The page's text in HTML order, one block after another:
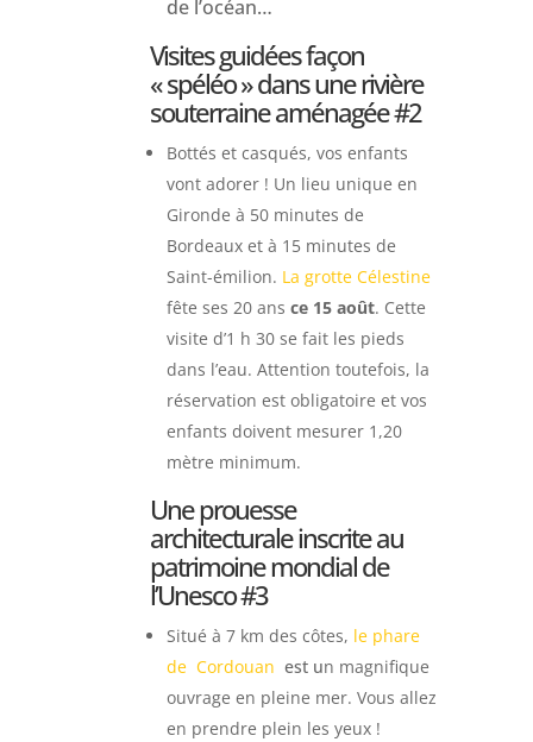
de l’océan…
Visites guidées façon
« spéléo » dans une rivière
souterraine aménagée #2
Bottés et casqués, vos enfants
vont adorer ! Un lieu unique en
Gironde à 50 minutes de
Bordeaux et à 15 minutes de
Saint-émilion. La grotte Célestine
fête ses 20 ans ce 15 août. Cette
visite d’1 h 30 se fait les pieds
dans l’eau. Attention toutefois, la
réservation est obligatoire et vos
enfants doivent mesurer 1,20
mètre minimum.
Une prouesse
architecturale inscrite au
patrimoine mondial de
l’Unesco #3
Situé à 7 km des côtes, le phare
de Cordouan est un magnifique
ouvrage en pleine mer. Vous allez
en prendre plein les yeux !